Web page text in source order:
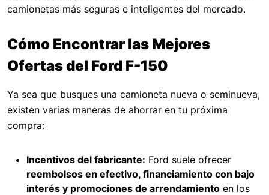
camionetas más seguras e inteligentes del mercado.
Cómo Encontrar las Mejores
Ofertas del Ford F-150
Ya sea que busques una camioneta nueva o seminueva,
existen varias maneras de ahorrar en tu próxima
compra:
Incentivos del fabricante: Ford suele ofrecer
reembolsos en efectivo, financiamiento con bajo
interés y promociones de arrendamiento en los